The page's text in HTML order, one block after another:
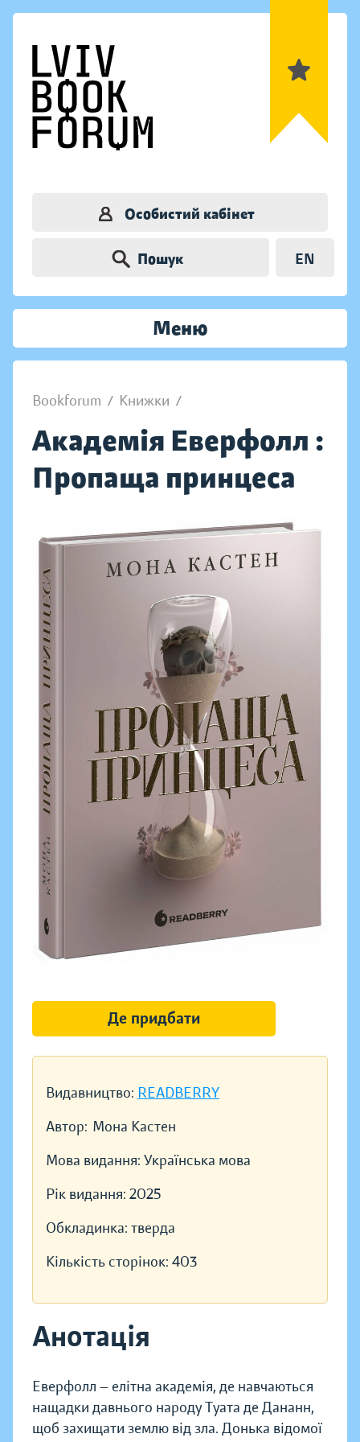
Особистий кабінет
Пошук EN
Меню
Bookforum / Книжки /
Академія Еверфолл :
Пропаща принцеса
Видавництво: READBERRY
Автор: Мона Кастен
Мова видання: Українська мова
Рік видання: 2025
Обкладинка: тверда
Кількість сторінок: 403
Анотація
Еверфолл — елітна академія, де навчаються
нащадки давнього народу Туата де Дананн,
щоб захищати землю від зла. Донька відомої
Де придбати